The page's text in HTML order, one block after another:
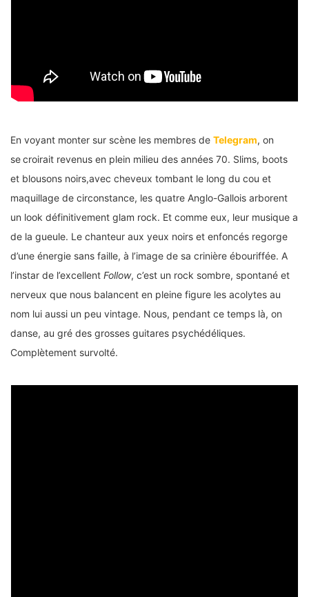
En voyant monter sur scène les membres de Telegram, on
secroirait revenus en plein milieu des années 70. Slims, boots
et blousons noirs,avec cheveux tombant le long du cou et
maquillage de circonstance, les quatre Anglo-Gallois arborent
un look définitivement glam rock. Et comme eux, leur musique a
de la gueule. Le chanteur aux yeux noirs et enfoncés regorge
d’une énergie sans faille, à l’image de sa crinière ébouriffée. A
l’instar de l’excellent Follow, c’est un rock sombre, spontané et
nerveux que nous balancent en pleine figure les acolytes au
nom lui aussi un peu vintage. Nous, pendant ce temps là, on
danse, au gré des grosses guitares psychédéliques.
Complètement survolté.